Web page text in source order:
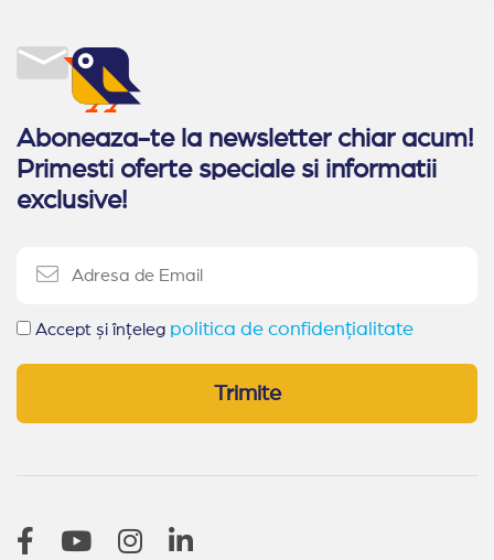
Aboneaza-te la newsletter chiar acum!
Primesti oferte speciale si informatii
exclusive!
Accept și înțeleg politica de confidențialitate
Trimite